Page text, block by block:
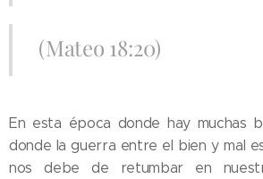
(Mateo 18:20)
En esta época donde hay muchas
donde la guerra entre el bien y mal
nos debe de retumbar en